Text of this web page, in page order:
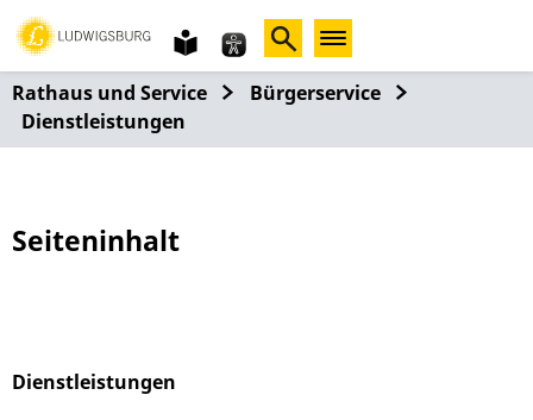
Gebärdensprache
leichte
Sprache
Rathaus und Service
Bürgerservice
Dienstleistungen
Seiteninhalt
Dienstleistungen